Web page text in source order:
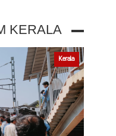
KERALA
Kerala